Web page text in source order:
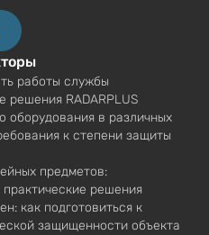
работы службы
решения RADARPLUS
оборудования в различных
к степени защиты
предметов:
решения
как подготовиться к
защищенности объекта